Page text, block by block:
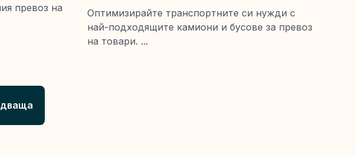
превоз на
Оптимизирайте транспортните си нужди с
най-подходящите камиони и бусове за превоз
на товари. ...